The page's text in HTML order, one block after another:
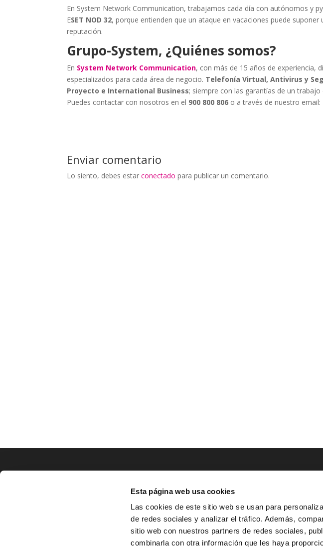
Esta página web usa cookies
Las cookies de este sitio web se usan para
de redes sociales y analizar el tráfico. Además,
sitio web con nuestros partners de redes sociales,
combinarla con otra información que les haya
En System Network Communication, trabajamos cada día con autónomos y
ESET NOD 32, porque entienden que un ataque en vacaciones puede
reputación.
Grupo-System, ¿Quiénes somos?
En System Network Communication, con más de 15 años de experiencia,
especializados para cada área de negocio. Telefonía Virtual, Antivirus y
Proyecto e International Business; siempre con las garantías de un trabajo
Puedes contactar con nosotros en el 900 800 806 o a través de nuestro email:
Enviar comentario
Lo siento, debes estarconectado para publicar un comentario.
LOCALIZACIÓN
Av. Zaragoza, Nº37, 1ºB,
31500 Tudela, Navarra
CONTACTO
 Tel.: (+34) 900 800 806

HOLA@GRUPO-